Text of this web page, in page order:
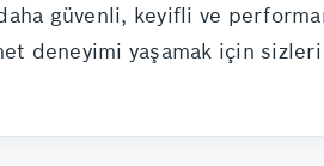
güvenli, keyifli ve
deneyimi yaşamak için